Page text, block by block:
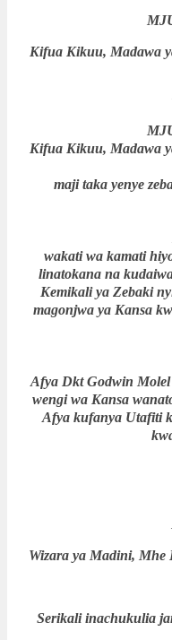
Kifua Kikuu, Madawa
Kifua Kikuu, Madawa
maji taka yenye
wakati wa kamati
linatokana na
Kemikali ya Zebaki
magonjwa ya Kansa
Afya Dkt Godwin
wengi wa Kansa
Afya kufanya Utafiti
Wizara ya Madini,
Serikali inachukulia